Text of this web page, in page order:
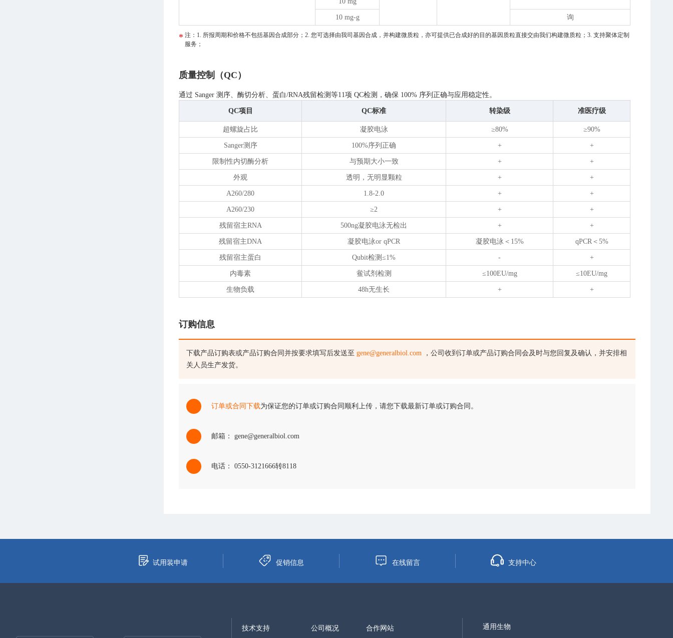
10 mg-g 询
注：1. 所报周期和价格不包括基因合成部分；2. 您可选择由我司基因合成，并构建微质粒，亦可提供已合成好的目的基因质粒直接交由我们构建微质粒；3. 支持聚体定制
服务；
质量控制（QC）
通过 Sanger 测序、酶切分析、蛋白/RNA残留检测等11项 QC检测，确保 100% 序列正确与应用稳定性。
QC项目 QC标准 转染级 准医疗级
超螺旋占比 凝胶电泳 ≥80% ≥90%
Sanger测序 100%序列正确 + +
限制性内切酶分析 与预期大小一致 + +
外观 透明，无明显颗粒 + +
A260/280 1.8-2.0 + +
A260/230 ≥2 + +
残留宿主RNA 500ng凝胶电泳无检出 + +
残留宿主DNA 凝胶电泳or qPCR 凝胶电泳＜15% qPCR＜5%
残留宿主蛋白 Qubit检测≤1% - +
内毒素 鲎试剂检测 ≤100EU/mg ≤10EU/mg
生物负载 48h无生长 + +
订购信息
下载产品订购表或产品订购合同并按要求填写后发送至 gene@generalbiol.com ，公司收到订单或产品订购合同会及时与您回复及确认，并安排相
关人员生产发货。
订单或合同下载为保证您的订单或订购合同顺利上传，请您下载最新订单或订购合同。
邮箱： gene@generalbiol.com
电话： 0550-3121666转8118
试用装申请 促销信息 在线留言 支持中心
技术支持 公司概况 合作网站 通用生物